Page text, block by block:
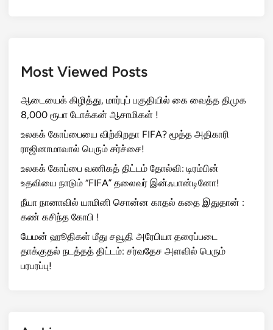
Most Viewed Posts
ஆடையைக் கிழித்து, மார்புப் பகுதியில் கை வைத்த திமுக
8,000 ரூபா டோக்கன் ஆசாமிகள் !
உலகக் கோப்பையை விற்கிறதா FIFA? மூத்த அதிகாரி
ராஜினாமாவால் பெரும் சர்ச்சை!
உலகக் கோப்பை வணிகத் திட்டம் தோல்வி: டிரம்பின்
உதவியை நாடும் “FIFA” தலைவர் இன்ஃபான்டினோ!
நீயா நானாவில் யாமினி சொன்ன காதல் கதை இதுதான் :
கண் கசிந்த கோபி !
யேமன் ஹூதிகள் மீது சவூதி அரேபியா தரைப்படை
தாக்குதல் நடத்தத் திட்டம்: சர்வதேச அளவில் பெரும்
பரபரப்பு!